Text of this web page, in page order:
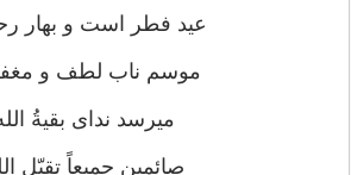
عید فطر است و بهار
موسم ناب لطف و
میرسد ندای بقیةُ
صائمین جمیعاً تقبّل